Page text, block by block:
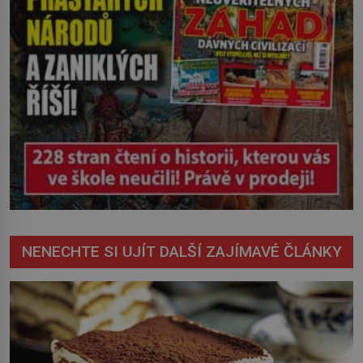
NENECHTE SI UJÍT DALŠÍ ZAJÍMAVÉ ČLÁNKY